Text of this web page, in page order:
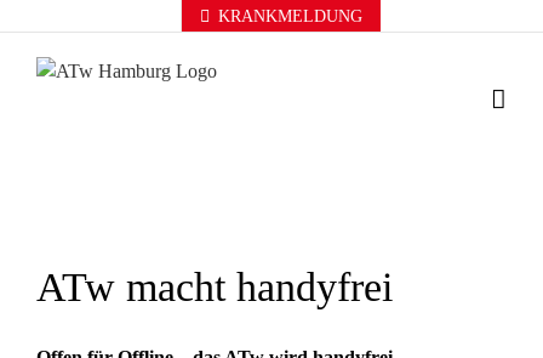
springen
KRANKMELDUNG
ATw macht handyfrei